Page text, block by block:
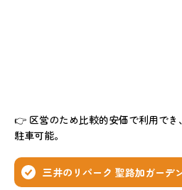
👉 区営のため比較的安価で利用でき
駐車可能。
三井のリパーク 聖路加ガーデ